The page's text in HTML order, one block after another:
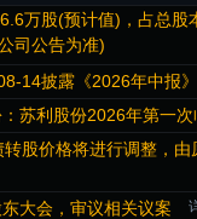
万股(预计值)，占总股
司公告为准)
14披露《2026年中报》
：苏利股份2026年第一
转股价格将进行调整，
大会，审议相关议案